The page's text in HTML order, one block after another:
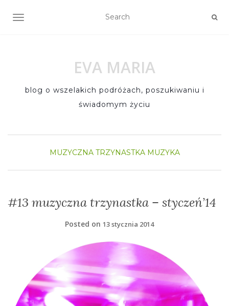
TOGGLE NAVIGATION
EVA MARIA
blog o wszelakich podróżach, poszukiwaniu i
świadomym życiu
MUZYCZNA TRZYNASTKA MUZYKA
#13 muzyczna trzynastka – styczeń’14
Posted on 13 stycznia 2014